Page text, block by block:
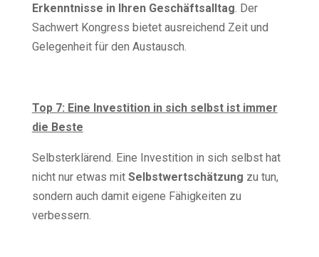
Erkenntnisse in Ihren Geschäftsalltag . Der
Sachwert Kongress bietet ausreichend Zeit und
Gelegenheit für den Austausch.
Top 7: Eine Investition in sich selbst ist immer
die Beste
Selbsterklärend. Eine Investition in sich selbst hat
nicht nur etwas mit Selbstwertschätzung zu tun,
sondern auch damit eigene Fähigkeiten zu
verbessern.